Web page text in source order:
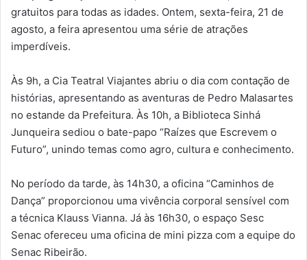
gratuitos para todas as idades. Ontem, sexta-feira, 21 de
agosto, a feira apresentou uma série de atrações
imperdíveis.
Às 9h, a Cia Teatral Viajantes abriu o dia com contação de
histórias, apresentando as aventuras de Pedro Malasartes
no estande da Prefeitura. Às 10h, a Biblioteca Sinhá
Junqueira sediou o bate-papo “Raízes que Escrevem o
Futuro”, unindo temas como agro, cultura e conhecimento.
No período da tarde, às 14h30, a oficina “Caminhos de
Dança” proporcionou uma vivência corporal sensível com
a técnica Klauss Vianna. Já às 16h30, o espaço Sesc
Senac ofereceu uma oficina de mini pizza com a equipe do
Senac Ribeirão.